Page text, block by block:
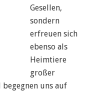
Gesellen,
sondern
erfreuen sich
ebenso als
Heimtiere
großer
uns auf